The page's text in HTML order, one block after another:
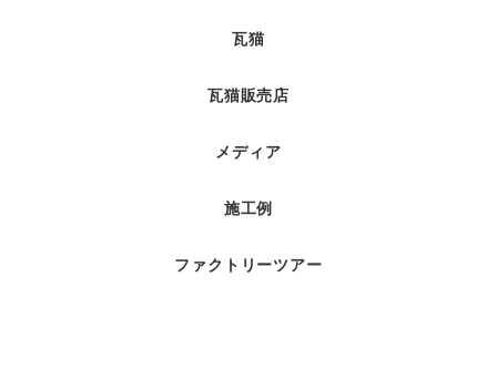
瓦猫
瓦猫販売店
メディア
施工例
ファクトリーツアー